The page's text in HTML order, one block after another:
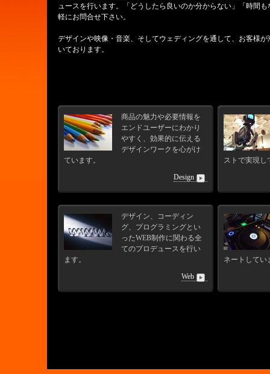
ュースを行います。「どうしたら良いのか分からない」「時間
軽にお問合せ下さい。
デザインや映像・音楽、そしてウェディングを通して、お客様
いております。
商品の魅力や必要情報を
エンドユーザーにわかり
やすく、効果的に伝える
デザインワークを心がけ
ています。
Design
ストで実現し
デザイン、コーディン
グ、プログラミングとい
ったWEB制作に関わる全
てのプロデュースを行い
ます。
Web
ネートしてい